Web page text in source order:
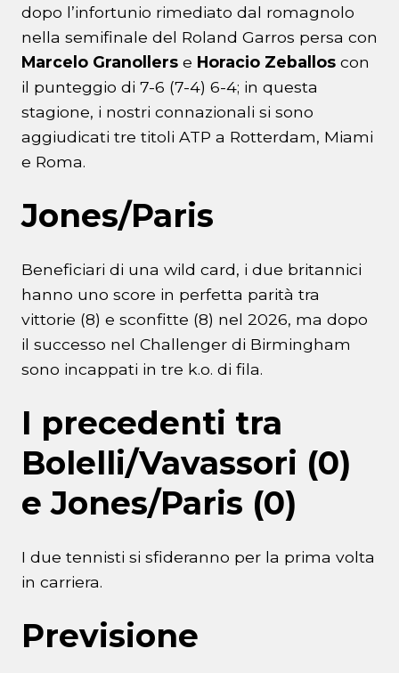
dopo l’infortunio rimediato dal romagnolo
nella semifinale del Roland Garros persa con
Marcelo Granollers e Horacio Zeballos con
il punteggio di 7-6 (7-4) 6-4; in questa
stagione, i nostri connazionali si sono
aggiudicati tre titoli ATP a Rotterdam, Miami
e Roma.
Jones/Paris
Beneficiari di una wild card, i due britannici
hanno uno score in perfetta parità tra
vittorie (8) e sconfitte (8) nel 2026, ma dopo
il successo nel Challenger di Birmingham
sono incappati in tre k.o. di fila.
I precedenti tra
Bolelli/Vavassori (0)
e Jones/Paris (0)
I due tennisti si sfideranno per la prima volta
in carriera.
Previsione